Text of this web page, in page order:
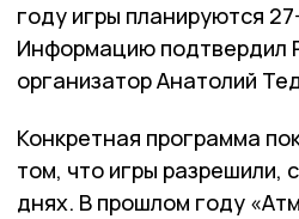
году игры планируются
Информацию подтвердил
организатор Анатолий
Конкретная программа
том, что игры разрешили,
днях. В прошлом году